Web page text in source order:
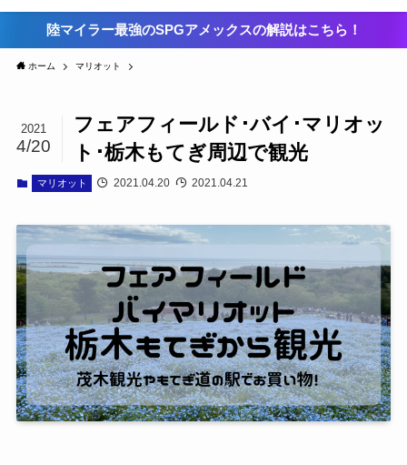
陸マイラー最強のSPGアメックスの解説はこちら！
ホーム マリオット
フェアフィールド･バイ･マリオッ
ト･栃木もてぎ周辺で観光
2021
4/20
マリオット 2021.04.20 2021.04.21